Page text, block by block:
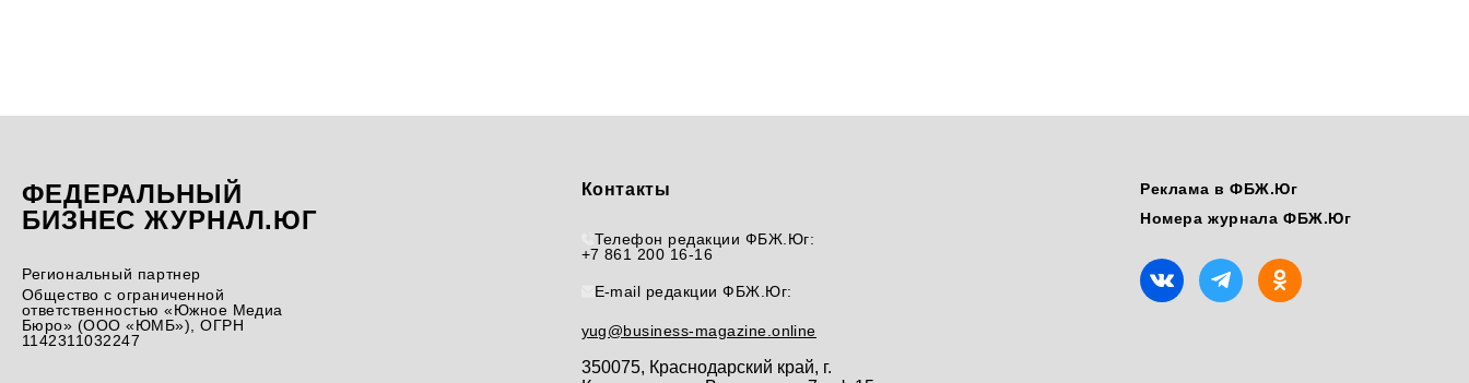
ФЕДЕРАЛЬНЫЙ
БИЗНЕС ЖУРНАЛ.ЮГ
Региональный партнер
Общество с ограниченной
ответственностью «Южное Медиа
Бюро» (ООО «ЮМБ»), ОГРН
1142311032247
Контакты
Телефон редакции ФБЖ.Юг:
+7 861 200 16-16
E-mail редакции ФБЖ.Юг:
yug@business-magazine.online
350075, Краснодарский край, г.
Реклама в ФБЖ.Юг
Номера журнала ФБЖ.Юг